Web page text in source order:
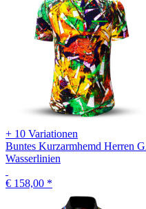
+ 10 Variationen
Buntes Kurzarmhemd Herren
Wasserlinien
€ 158,00 *